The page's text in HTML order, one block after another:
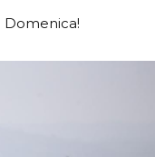
Domenica!